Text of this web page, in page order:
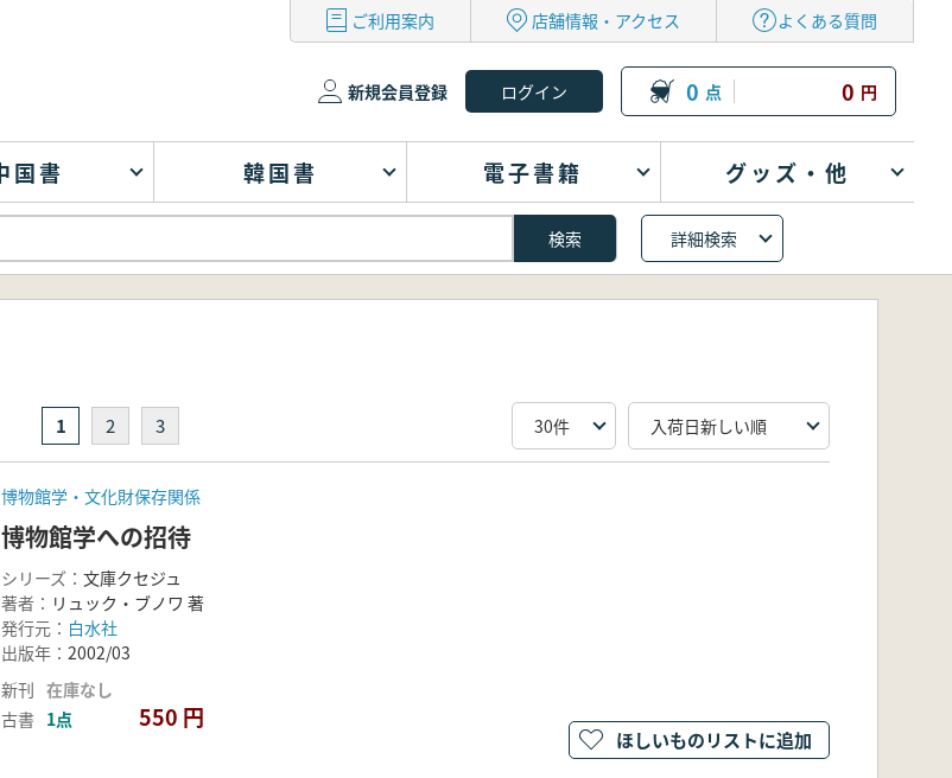
ご利用案内 店舗情報・アクセス よくある質問
新規会員登録 0 点 0 円
国書 韓国書 電子書籍 グッズ・他
詳細検索
1 2 3
博物館学・文化財保存関係
博物館学への招待
シリーズ： 文庫クセジュ
著者： リュック・ブノワ 著
発行元： 白水社
出版年： 2002/03
新刊 在庫なし
古書 1点 550 円
ほしいものリストに追加